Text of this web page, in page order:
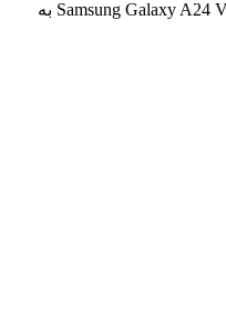
مشخصات فنی گوشی موبایل Samsung Galaxy A24 Vietnam به